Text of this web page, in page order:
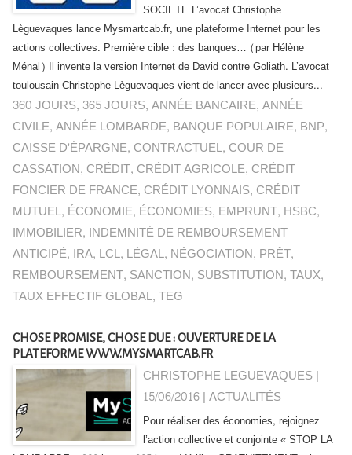
SOCIETE L’avocat Christophe
Lèguevaques lance Mysmartcab.fr, une plateforme Internet pour les
actions collectives. Première cible : des banques… (par Hélène
Ménal) Il invente la version Internet de David contre Goliath. L’avocat
toulousain Christophe Lèguevaques vient de lancer avec plusieurs...
360 JOURS, 365 JOURS,ANNÉE BANCAIRE,ANNÉE
CIVILE,ANNÉE LOMBARDE, BANQUE POPULAIRE, BNP,
CAISSE D'ÉPARGNE, CONTRACTUEL, COUR DE
CASSATION, CRÉDIT, CRÉDIT AGRICOLE, CRÉDIT
FONCIER DE FRANCE, CRÉDIT LYONNAIS, CRÉDIT
MUTUEL, ÉCONOMIE, ÉCONOMIES, EMPRUNT, HSBC,
IMMOBILIER, INDEMNITÉ DE REMBOURSEMENT
ANTICIPÉ, IRA, LCL, LÉGAL, NÉGOCIATION, PRÊT,
REMBOURSEMENT, SANCTION, SUBSTITUTION,TAUX,
TAUX EFFECTIF GLOBAL,TEG
CHOSE PROMISE, CHOSE DUE : OUVERTURE DE LA
PLATEFORME WWW.MYSMARTCAB.FR
CHRISTOPHE LEGUEVAQUES |
15/06/2016|ACTUALITÉS
Pour réaliser des économies, rejoignez
l’action collective et conjointe « STOP LA